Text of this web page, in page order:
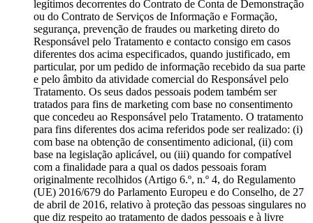
legítimos decorrentes do Contrato de Conta de Demonstração
ou do Contrato de Serviços de Informação e Formação,
segurança, prevenção de fraudes ou marketing direto do
Responsável pelo Tratamento e contacto consigo em casos
diferentes dos acima especificados, quando justificado, em
particular, por um pedido de informação recebido da sua parte
e pelo âmbito da atividade comercial do Responsável pelo
Tratamento. Os seus dados pessoais podem também ser
tratados para fins de marketing com base no consentimento
que concedeu ao Responsável pelo Tratamento. O tratamento
para fins diferentes dos acima referidos pode ser realizado: (i)
com base na obtenção de consentimento adicional, (ii) com
base na legislação aplicável, ou (iii) quando for compatível
com a finalidade para a qual os dados pessoais foram
originalmente recolhidos (Artigo 6.º, n.º 4, do Regulamento
(UE) 2016/679 do Parlamento Europeu e do Conselho, de 27
de abril de 2016, relativo à proteção das pessoas singulares no
que diz respeito ao tratamento de dados pessoais e à livre